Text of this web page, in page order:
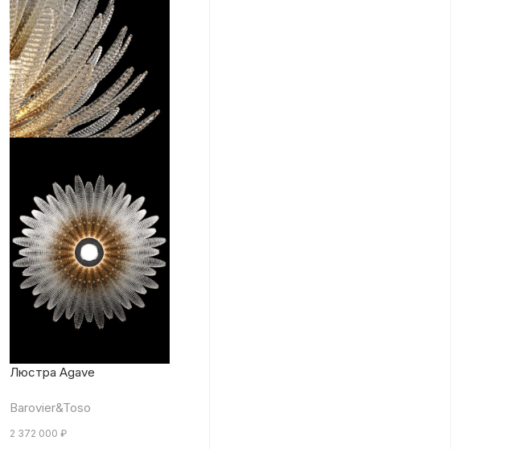
Люстра Agave
Barovier&Toso
2 372 000 ₽